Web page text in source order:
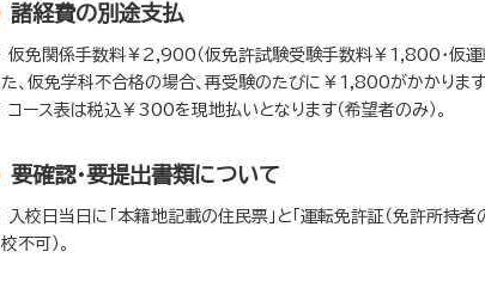
諸経費の別途支払
仮免関係手数料￥2,900（仮免許試験受験手数料￥1,800・仮
た、仮免学科不合格の場合、再受験のたびに￥1,800がかかります
コース表は税込￥300を現地払いとなります（希望者のみ）。
要確認・要提出書類について
入校日当日に「本籍地記載の住民票」と「運転免許証（免許所持
校不可）。